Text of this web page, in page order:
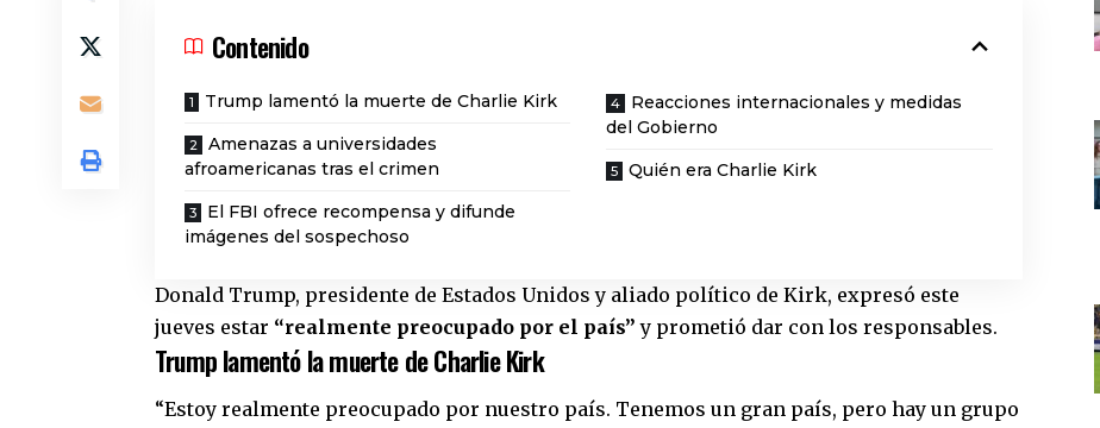
Contenido
Trump lamentó la muerte de Charlie Kirk
Amenazas a universidades
afroamericanas tras el crimen
El FBI ofrece recompensa y difunde
imágenes del sospechoso
Reacciones internacionales y medidas
del Gobierno
Quién era Charlie Kirk
Donald Trump, presidente de Estados Unidos y aliado político de Kirk, expresó este
jueves estar “realmente preocupado por el país” y prometió dar con los responsables.
Trump lamentó la muerte de Charlie Kirk
“Estoy realmente preocupado por nuestro país. Tenemos un gran país, pero hay un grupo